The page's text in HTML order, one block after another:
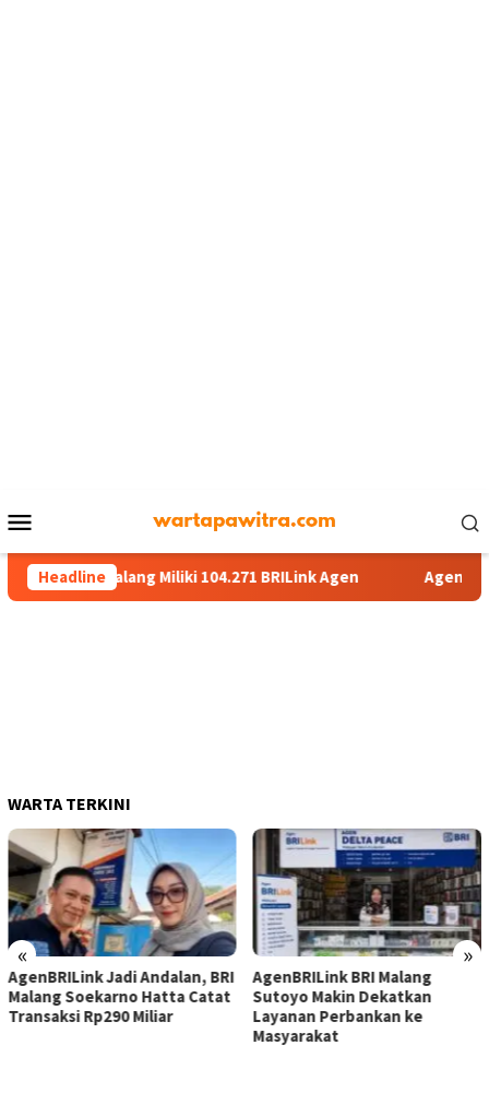
Mobile
Headline
13 Malang Miliki 104.271 BRILink Agen
WARTA TERKINI
« »
AgenBRILink Jadi Andalan, BRI
Malang Soekarno Hatta Catat
Transaksi Rp290 Miliar
AgenBRILink BRI Malang
Sutoyo Makin Dekatkan
Layanan Perbankan ke
Masyarakat